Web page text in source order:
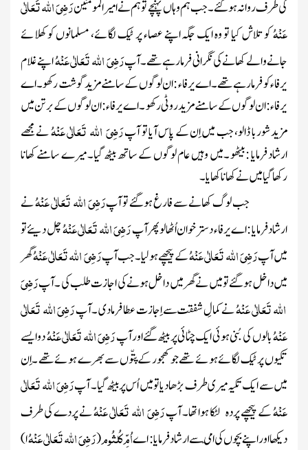
کی طرف روانہ ہو گئے ۔ جب ہم وہاں پہنچے تو ہم نے امیر المومنینرَضِیَ اللہ تَعَالٰی
عَنْہُکو تلاش کیا تو وہ ایک جگہ اپنے عصاء پر ٹیک لگائے، مسلمانوں کو کھلائے
جانے والے کھانے کی نگرانی فرمارہے تھے۔آپرَضِیَ اللہ تَعَالٰی عَنْہُاپنے غلام
یرفاء کو فرمارہے تھے ۔اے یرفاء : ان لوگوں کے سامنے مزید گوشت رکھو ۔اے
یرفاء : ان لوگوں کے سامنے مزید روٹی رکھو ۔اے یرفاء : ان لوگوں کے برتن میں
مزید شوربا ڈالو، جب میں اِن کے پاس آیا تو آپرَضِیَ اللہ تَعَالٰی عَنْہُنے مجھے
ارشاد فرمایا : بیٹھو ۔میں وہیں عام لوگوں کے ساتھ بیٹھ گیا۔ میرے سامنے کھانا
رکھا گیا میں نے کھانا کھایا ۔
جب لوگ کھانے سے فارغ ہوگئے تو آپرَضِیَ اللہ تَعَالٰی عَنْہُنے
ارشاد فرمایا : اے یرفاء دسترخوان اُٹھا لوپھر آپرَضِیَ اللہ تَعَالٰی عَنْہُچل دیئے تو
میں آپرَضِیَ اللہ تَعَالٰی عَنْہُکے پیچھے ہولیا ۔جب آپرَضِیَ اللہ تَعَالٰی عَنْہُگھر
میں داخل ہوگئے تو میں نے گھر میں داخل ہونے کی اجازت طلب کی ۔آپرَضِیَ
اللہ تَعَالٰی عَنْہُنے کمالِ شفقت سے اِجازت عطا فرمادی ۔آپرَضِیَ اللہ تَعَالٰی
عَنْہُبالوں کی بُنی ہوئی ایک چٹائی پر بیٹھ گئے اور آپرَضِیَ اللہ تَعَالٰی عَنْہُدو ایسے
تکیوں پر ٹیک لگائے ہوئے تھے جو کھجور کے پتّوں سے بھرے ہوئے تھے ۔اِن
میں سے ایک تکیہ میری طرف بڑھا دیا تو میں اُس پر بیٹھ گیا۔ آپرَضِیَ اللہ تَعَالٰی
عَنْہُکے پیچھے پردہ لٹکا ہوا تھا۔ آپرَضِیَ اللہ تَعَالٰی عَنْہُنے پردے کی طرف
دیکھا اور اپنے بچوں کی امّی سے ارشاد فرمایا : اےاُمِّ کُلثُوم(رَضِیَ اللہ تَعَالٰی عَنْہُا)